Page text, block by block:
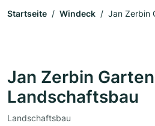
Startseite Windeck
Jan Zerbin
Jan Zerbin
Landschaftsbau
Landschaftsbau